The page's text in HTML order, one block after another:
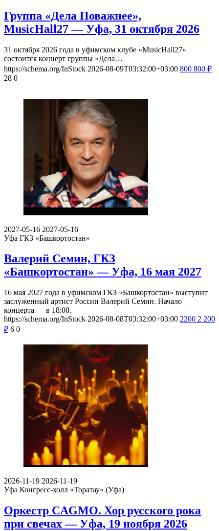
Группа «Дела Поважнее»,
MusicHall27 — Уфа, 31 октября 2026
31 октября 2026 года в уфимском клубе «MusicHall27»
состоится концерт группы «Дела…
https://schema.org/InStock 2026-08-09T03:32:00+03:00 800 800 ₽
28 0
2027-05-16 2027-05-16
Уфа ГКЗ «Башкортостан»
Валерий Семин, ГКЗ
«Башкортостан» — Уфа, 16 мая 2027
16 мая 2027 года в уфимском ГКЗ «Башкортостан» выступит
заслуженный артист России Валерий Семин. Начало
концерта — в 18:00.
https://schema.org/InStock 2026-08-08T03:32:00+03:00 2200 2 200
₽ 6 0
2026-11-19 2026-11-19
Уфа Конгресс-холл «Торатау» (Уфа)
Оркестр CAGMO. Хор русского рока
при свечах — Уфа, 19 ноября 2026